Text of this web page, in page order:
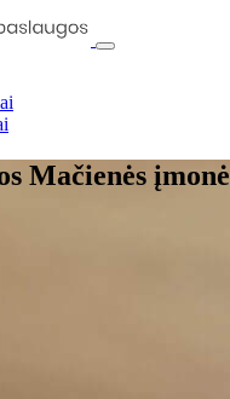
Mačienės įmonė